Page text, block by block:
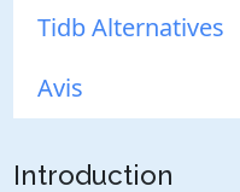
Tidb Alternatives
Avis
Introduction